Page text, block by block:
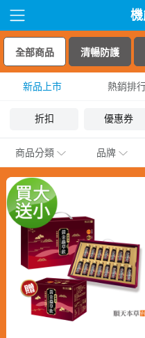
全部商品 清暢防護
新品上市 熱銷排
折扣 優惠券
商品分類 品牌